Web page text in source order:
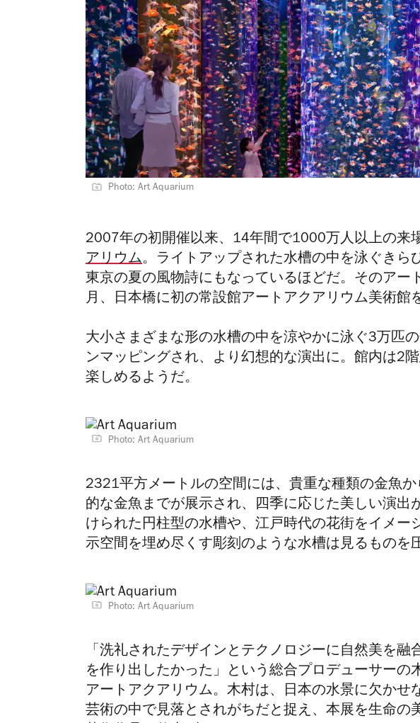
Photo: Art Aquarium
2007年の初開催以来、 14年間で1000万人以上の来
アリウム。ライトアップされた水槽の中を泳ぐきら
東京の夏の風物詩にもなっているほどだ。その アー
月、日本橋に初の常設館アートアクアリウム美術館
大小さまざまな形の水槽の中を涼やかに泳ぐ3万匹
ンマッピングされ、より幻想的な演出に。館内は2
楽しめるようだ。
Photo: Art Aquarium
2321平方メートルの空間には、貴重な種類の金魚
的な金魚までが展示され、四季に応じた美しい演出
けられた円柱型の水槽や、江戸時代の花街をイメー
示空間を埋め尽くす彫刻のような水槽は見るものを
Photo: Art Aquarium
「洗礼されたデザインとテクノロジーに自然美を
を作り出したかった」という 総合プロデューサーの
アートアクアリウム。木村は、日本の水景に欠かせ
芸術の中で見落とされがちだと捉え、本展を生命の